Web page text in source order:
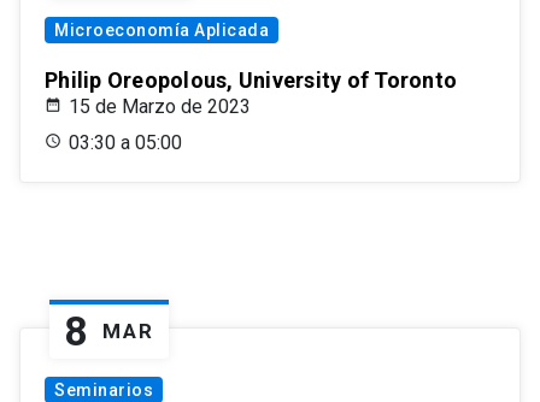
Microeconomía Aplicada
Philip Oreopolous, University of Toronto
15 de Marzo de 2023
03:30 a 05:00
8 MAR
Seminarios